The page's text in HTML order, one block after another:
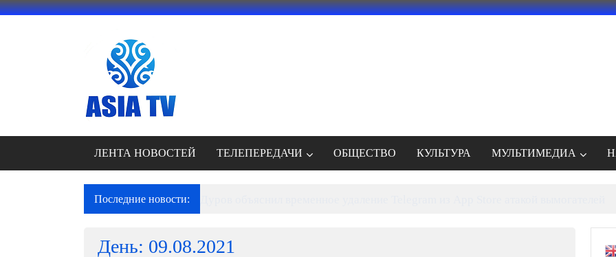
Перейти
АЗИЯ
ТВ
это
телеканал
документальные
музыкальные
ролики
ЛЕНТА НОВОСТЕЙ ТЕЛЕПЕРЕДАЧИ ОБЩЕСТВО КУЛЬТУРА МУЛЬТИМЕДИА
Последние новости:
День: 09.08.2021